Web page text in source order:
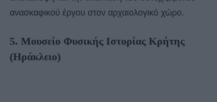
ανασκαφικού έργου στον αρχαιολογικό χώρο.
5. Μουσείο Φυσικής Ιστορίας Κρήτης
(Ηράκλειο)